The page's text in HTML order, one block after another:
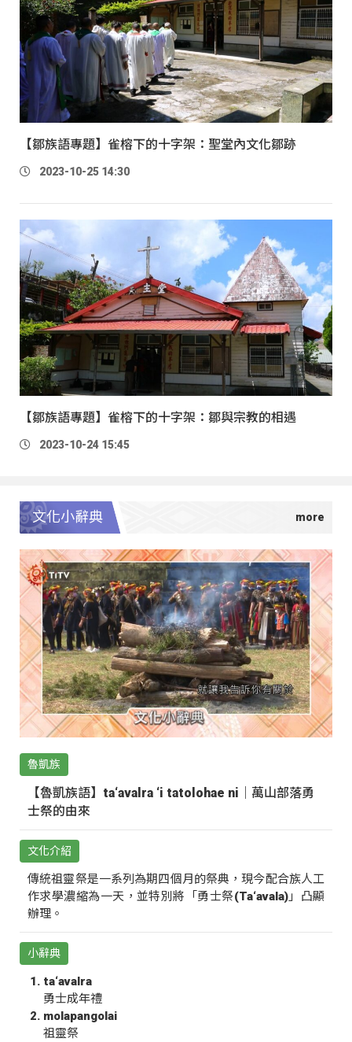
【鄒族語專題】雀榕下的十字架：聖堂內文化鄒跡
2023-10-25 14:30
【鄒族語專題】雀榕下的十字架：鄒與宗教的相遇
2023-10-24 15:45
文化小辭典
魯凱族
【魯凱族語】ta‘avalra ‘i tatolohae ni｜萬山部落勇
士祭的由來
文化介紹
傳統祖靈祭是一系列為期四個月的祭典，現今配合族人工
作求學濃縮為一天，並特別將「勇士祭(Ta‘avala)」凸顯
辦理。
小辭典
ta‘avalra
勇士成年禮
molapangolai
祖靈祭